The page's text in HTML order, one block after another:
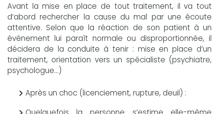
Avant la mise en place de tout traitement, il va tout
d’abord rechercher la cause du mal par une écoute
attentive. Selon que la réaction de son patient à un
événement lui paraît normale ou disproportionnée, il
décidera de la conduite à tenir : mise en place d’un
traitement, orientation vers un spécialiste (psychiatre,
psychologue...)
Après un choc (licenciement, rupture, deuil) :